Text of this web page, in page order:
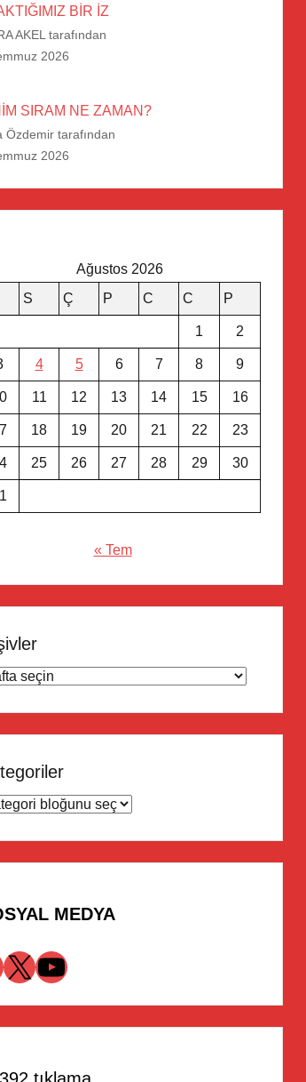
BİR İZ
AKEL tarafından
2026
SIRAM NE ZAMAN?
Özdemir tarafından
2026
Ağustos 2026
S Ç P C C P
1 2
4 5 6 7 8 9
11 12 13 14 15 16
18 19 20 21 22 23
25 26 27 28 29 30
« Tem
MEDYA
X YouTube
tıklama